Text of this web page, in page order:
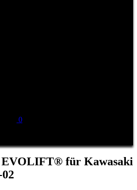
0
EVOLIFT® für Kawasaki